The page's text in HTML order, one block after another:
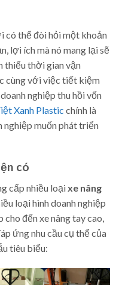
có thể đòi hỏi một khoản
lợi ích mà nó mang lại sẽ
thiểu thời gian vận
cùng với việc tiết kiệm
nghiệp thu hồi vốn
Xanh Plastic chính là
nghiệp muốn phát triển
có
cấp nhiều loạixe nâng
loại hình doanh nghiệp
cho đến xe nâng tay cao,
ứng nhu cầu cụ thể của
tiêu biểu: